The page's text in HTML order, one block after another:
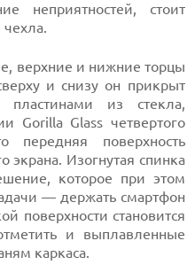
неприятностей, стоит
верхние и нижние торцы
и снизу он прикрыт
пластинами из стекла,
Gorilla Glass четвертого
передняя поверхность
экрана. Изогнутая спинка
которое при этом
— держать смартфон
поверхности становится
и выплавленные
каркаса.